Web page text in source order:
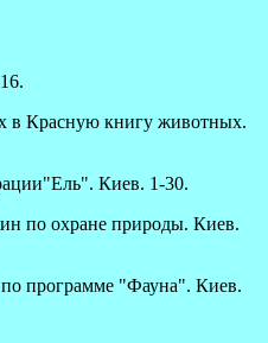
в Красную книгу животных.
Киев. 1-30.
по охране природы. Киев.
программе "Фауна". Киев.